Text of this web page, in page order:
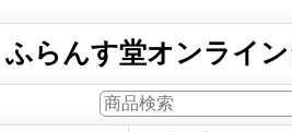
ふらんす堂オンライ